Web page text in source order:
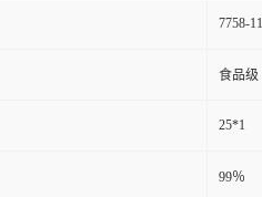
7758-
食品级
25*1
99％